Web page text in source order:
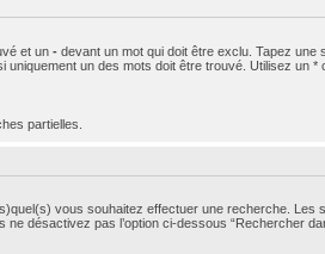
et un - devant un mot qui doit être exclu. Tapez une
uniquement un des mots doit être trouvé. Utilisez un *
partielles.
vous souhaitez effectuer une recherche. Les
désactivez pas l’option ci-dessous “Rechercher